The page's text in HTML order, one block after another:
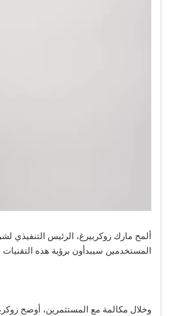
ألمح مارك زوكربيرغ، الرئيس التنفيذي
المستخدمين سيبدأون برؤية هذه التقنيات خلال الأشهر